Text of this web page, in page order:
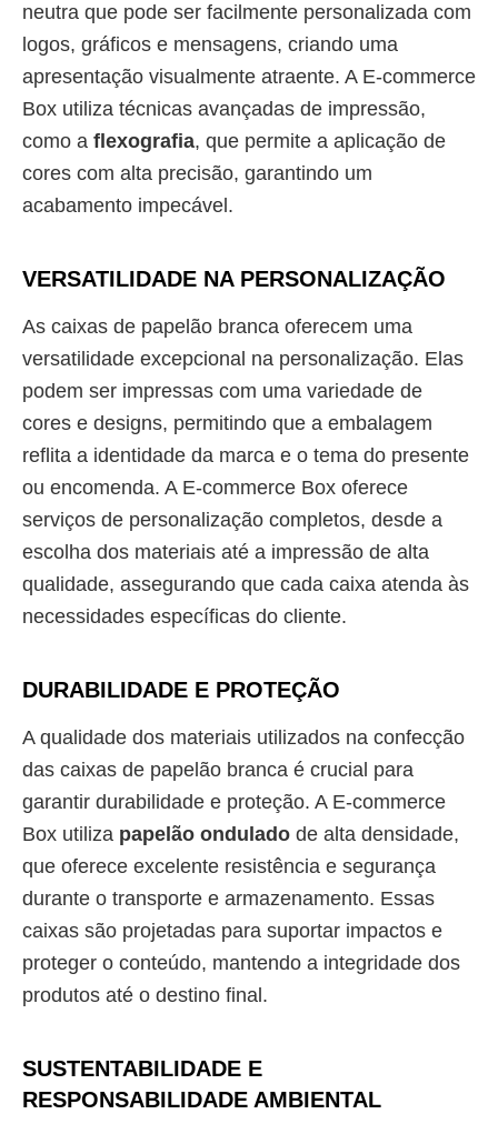
neutra que pode ser facilmente personalizada com
logos, gráficos e mensagens, criando uma
apresentação visualmente atraente. A E-commerce
Box utiliza técnicas avançadas de impressão,
como a flexografia, que permite a aplicação de
cores com alta precisão, garantindo um
acabamento impecável.
VERSATILIDADE NA PERSONALIZAÇÃO
As caixas de papelão branca oferecem uma
versatilidade excepcional na personalização. Elas
podem ser impressas com uma variedade de
cores e designs, permitindo que a embalagem
reflita a identidade da marca e o tema do presente
ou encomenda. A E-commerce Box oferece
serviços de personalização completos, desde a
escolha dos materiais até a impressão de alta
qualidade, assegurando que cada caixa atenda às
necessidades específicas do cliente.
DURABILIDADE E PROTEÇÃO
A qualidade dos materiais utilizados na confecção
das caixas de papelão branca é crucial para
garantir durabilidade e proteção. A E-commerce
Box utiliza papelão ondulado de alta densidade,
que oferece excelente resistência e segurança
durante o transporte e armazenamento. Essas
caixas são projetadas para suportar impactos e
proteger o conteúdo, mantendo a integridade dos
produtos até o destino final.
SUSTENTABILIDADE E
RESPONSABILIDADE AMBIENTAL